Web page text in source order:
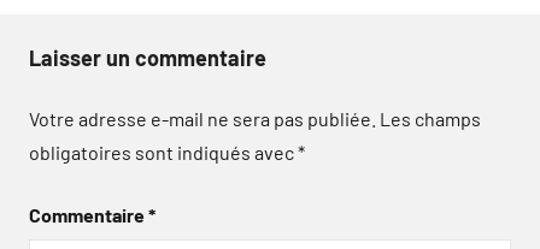
Laisser un commentaire
Votre adresse e-mail ne sera pas publiée. Les champs
obligatoires sont indiqués avec*
Commentaire*